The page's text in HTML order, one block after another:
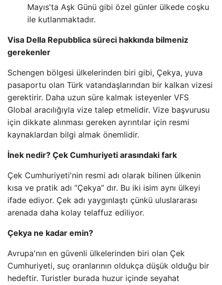
Mayıs'ta Aşk Günü gibi özel günler ülkede coşku
ile kutlanmaktadır.
Visa Della Repubblica süreci hakkında bilmeniz
gerekenler
Schengen bölgesi ülkelerinden biri gibi, Çekya, yuva
pasaportu olan Türk vatandaşlarından bir kalkan vizesi
gerektirir. Daha uzun süre kalmak isteyenler VFS
Global aracılığıyla vize talep etmelidir. Vize başvurusu
için dikkate alınması gereken ayrıntılar için resmi
kaynaklardan bilgi almak önemlidir.
İnek nedir? Çek Cumhuriyeti arasındaki fark
Çek Cumhuriyeti'nin resmi adı olarak bilinen ülkenin
kısa ve pratik adı “Çekya” dır. Bu iki isim aynı ülkeyi
ifade ediyor. Çek adı yaygınlaştı çünkü uluslararası
arenada daha kolay telaffuz ediliyor.
Çekya ne kadar emin?
Avrupa'nın en güvenli ülkelerinden biri olan Çek
Cumhuriyeti, suç oranlarının oldukça düşük olduğu bir
hedeftir. Turistler burada huzur içinde seyahat